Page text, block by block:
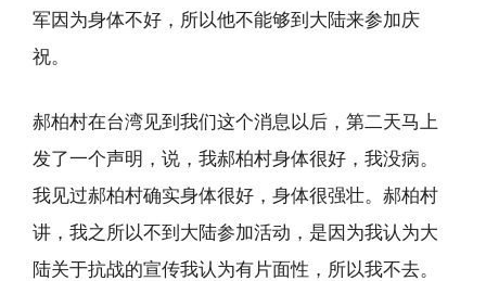
军因为身体不好，所以他不能够到大陆来参加庆
祝。
郝柏村在台湾见到我们这个消息以后，第二天马上
发了一个声明，说，我郝柏村身体很好，我没病。
我见过郝柏村确实身体很好，身体很强壮。郝柏村
讲，我之所以不到大陆参加活动，是因为我认为大
陆关于抗战的宣传我认为有片面性，所以我不去。